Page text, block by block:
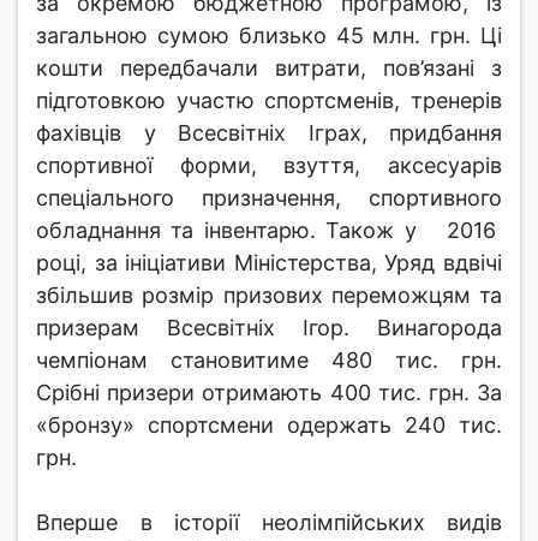
загальною сумою близько 45 млн. грн. Ці
кошти передбачали витрати, пов’язані з
підготовкою участю спортсменів, тренерів
фахівців у Всесвітніх Іграх, придбання
спортивної форми, взуття, аксесуарів
спеціального призначення, спортивного
обладнання та інвентарю. Також у 2016
році, за ініціативи Міністерства, Уряд вдвічі
збільшив розмір призових переможцям та
призерам Всесвітніх Ігор. Винагорода
чемпіонам становитиме 480 тис. грн.
Срібні призери отримають 400 тис. грн. За
«бронзу» спортсмени одержать 240 тис.
грн.
Вперше в історії неолімпійських видів